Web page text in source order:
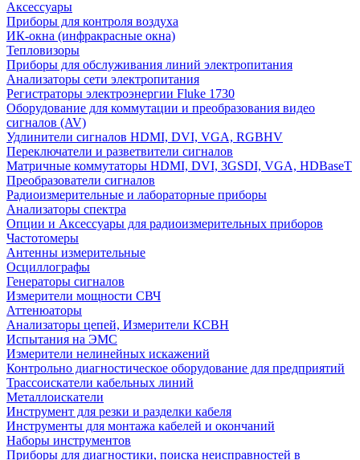
Аксессуары
Приборы для контроля воздуха
ИК-окна (инфракрасные окна)
Тепловизоры
Приборы для обслуживания линий электропитания
Анализаторы сети электропитания
Регистраторы электроэнергии Fluke 1730
Оборудование для коммутации и преобразования видео
сигналов (AV)
Удлинители сигналов HDMI, DVI, VGA, RGBHV
Переключатели и разветвители сигналов
Матричные коммутаторы HDMI, DVI, 3GSDI, VGA, HDBaseT
Преобразователи сигналов
Радиоизмерительные и лабораторные приборы
Анализаторы спектра
Опции и Аксессуары для радиоизмерительных приборов
Частотомеры
Антенны измерительные
Осциллографы
Генераторы сигналов
Измерители мощности СВЧ
Аттенюаторы
Анализаторы цепей, Измерители КСВН
Испытания на ЭМС
Измерители нелинейных искажений
Контрольно диагностическое оборудование для предприятий
Трассоискатели кабельных линий
Металлоискатели
Инструмент для резки и разделки кабеля
Инструменты для монтажа кабелей и окончаний
Наборы инструментов
Приборы для диагностики, поиска неисправностей в